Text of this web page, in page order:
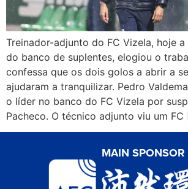
Treinador-adjunto do FC Vizela, hoje
do banco de suplentes, elogiou o
confessa que os dois golos a abrir a
ajudaram a tranquilizar. Pedro
o líder no banco do FC Vizela por
Pacheco. O técnico adjunto viu um FC
MAIN SPONSOR